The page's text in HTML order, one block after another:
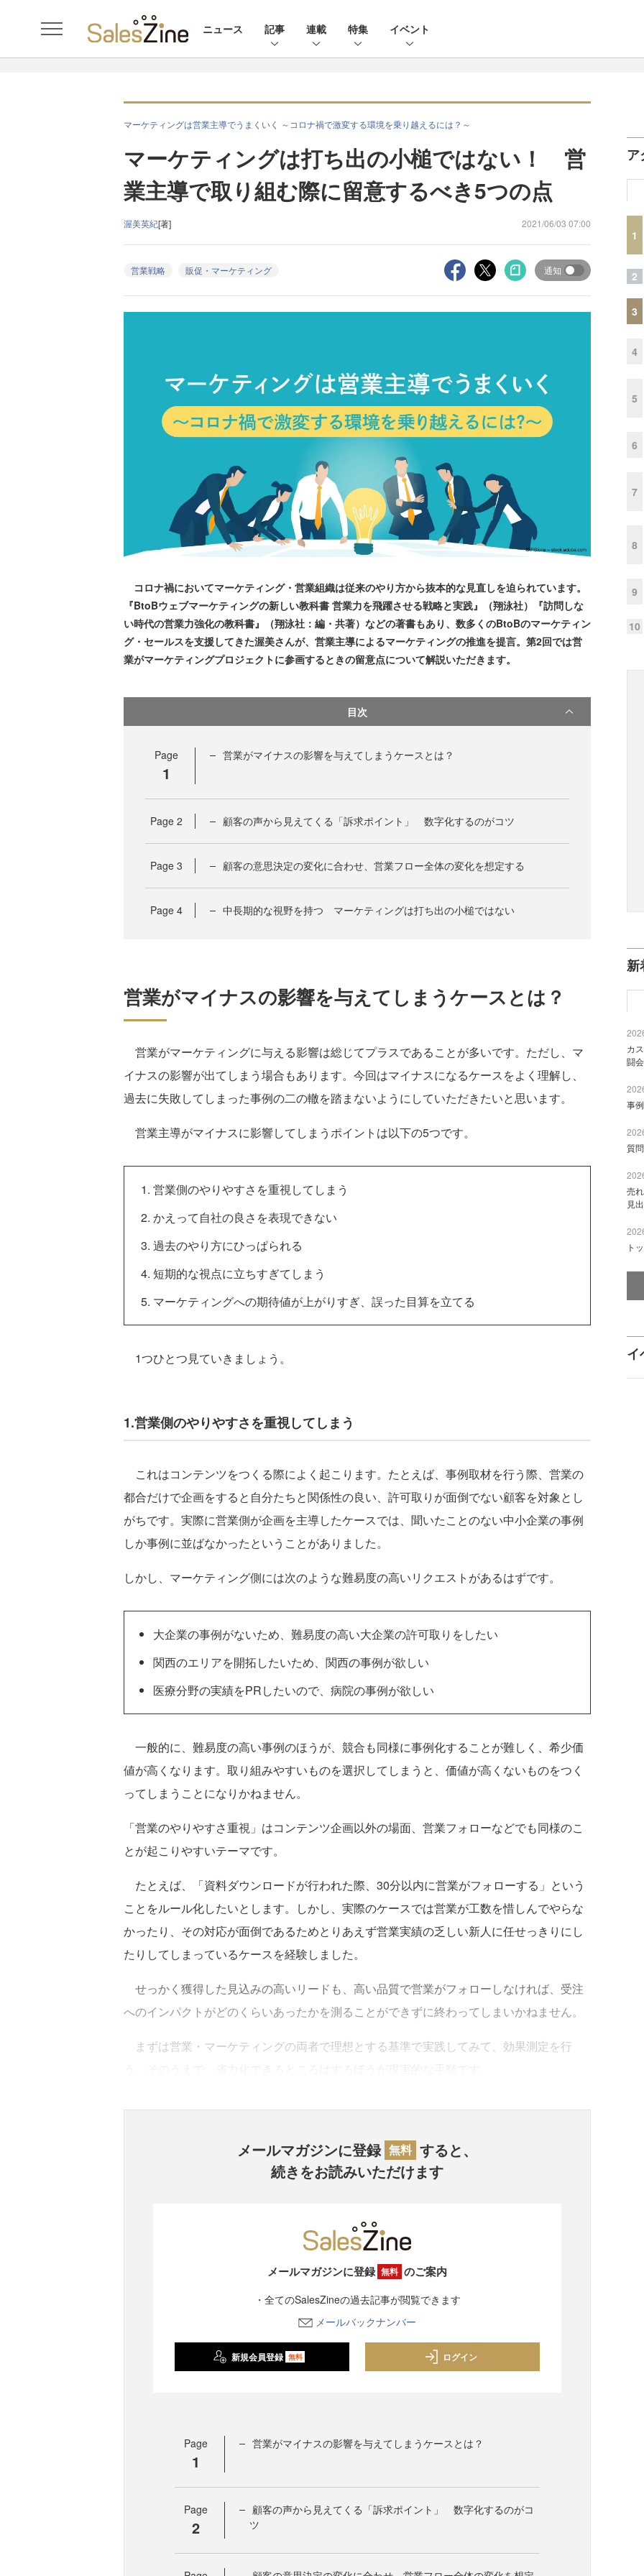
ニュース 記事 連載 特集 イベント
マーケティングは営業主導でうまくいく ～コロナ禍で激変する環境を乗り越えるには？～
マーケティングは打ち出の小槌ではない！ 営
業主導で取り組む際に留意するべき5つの点
渥美英紀[著] 2021/06/03 07:00
営業戦略 販促・マーケティング 通知
コロナ禍においてマーケティング・営業組織は従来のやり方から抜本的な見直しを迫られています。
『BtoBウェブマーケティングの新しい教科書 営業力を飛躍させる戦略と実践』（翔泳社）『訪問しな
い時代の営業力強化の教科書』（翔泳社：編・共著）などの著書もあり、数多くのBtoBのマーケティン
グ・セールスを支援してきた渥美さんが、営業主導によるマーケティングの推進を提言。第2回では営
業がマーケティングプロジェクトに参画するときの留意点について解説いただきます。
目次
Page
1
営業がマイナスの影響を与えてしまうケースとは？
Page 2 顧客の声から見えてくる「訴求ポイント」 数字化するのがコツ
Page 3 顧客の意思決定の変化に合わせ、営業フロー全体の変化を想定する
Page 4 中長期的な視野を持つ マーケティングは打ち出の小槌ではない
営業がマイナスの影響を与えてしまうケースとは？
営業がマーケティングに与える影響は総じてプラスであることが多いです。ただし、マ
イナスの影響が出てしまう場合もあります。今回はマイナスになるケースをよく理解し、
過去に失敗してしまった事例の二の轍を踏まないようにしていただきたいと思います。
営業主導がマイナスに影響してしまうポイントは以下の5つです。
営業側のやりやすさを重視してしまう
かえって自社の良さを表現できない
過去のやり方にひっぱられる
短期的な視点に立ちすぎてしまう
マーケティングへの期待値が上がりすぎ、誤った目算を立てる
1つひとつ見ていきましょう。
1.営業側のやりやすさを重視してしまう
これはコンテンツをつくる際によく起こります。たとえば、事例取材を行う際、営業の
都合だけで企画をすると自分たちと関係性の良い、許可取りが面倒でない顧客を対象とし
がちです。実際に営業側が企画を主導したケースでは、聞いたことのない中小企業の事例
しか事例に並ばなかったということがありました。
しかし、マーケティング側には次のような難易度の高いリクエストがあるはずです。
大企業の事例がないため、難易度の高い大企業の許可取りをしたい
関西のエリアを開拓したいため、関西の事例が欲しい
医療分野の実績をPRしたいので、病院の事例が欲しい
一般的に、難易度の高い事例のほうが、競合も同様に事例化することが難しく、希少価
値が高くなります。取り組みやすいものを選択してしまうと、価値が高くないものをつく
ってしまうことになりかねません。
「営業のやりやすさ重視」はコンテンツ企画以外の場面、営業フォローなどでも同様のこ
とが起こりやすいテーマです。
たとえば、「資料ダウンロードが行われた際、30分以内に営業がフォローする」という
ことをルール化したいとします。しかし、実際のケースでは営業が工数を惜しんでやらな
かったり、その対応が面倒であるためとりあえず営業実績の乏しい新人に任せっきりにし
たりしてしまっているケースを経験しました。
せっかく獲得した見込みの高いリードも、高い品質で営業がフォローしなければ、受注
へのインパクトがどのくらいあったかを測ることができずに終わってしまいかねません。
まずは営業・マーケティングの両者で理想とする基準で実践してみて、効果測定を行
メールマガジンに登録 無料 すると、
続きをお読みいただけます
メールマガジンに登録 無料 のご案内
・全てのSalesZineの過去記事が閲覧できます
メールバックナンバー
新規会員登録 無料 ログイン
Page
1
営業がマイナスの影響を与えてしまうケースとは？
Page
2
顧客の声から見えてくる「訴求ポイント」 数字化するのがコ
ツ
ア
1
2
3
4
5
6
7
8
9
10
新
カ
闘
事
質
売
見
ト
イ